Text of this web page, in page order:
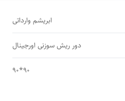
ابریشم وارداتی
دور ریش سوزنی اورجینال
90*90